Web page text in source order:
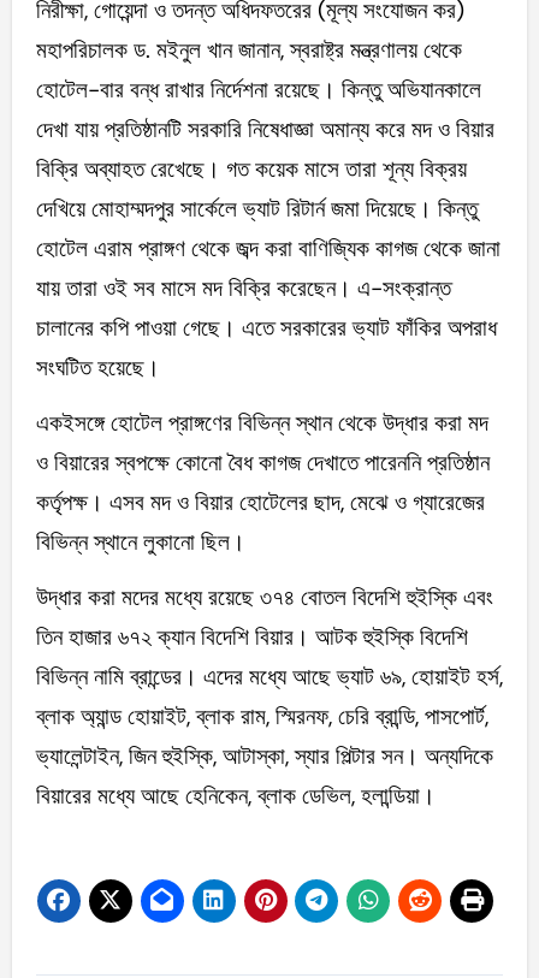
নিরীক্ষা, গোয়েন্দা ও তদন্ত অধিদফতরের (মূল্য সংযোজন কর)
মহাপরিচালক ড. মইনুল খান জানান, স্বরাষ্ট্র মন্ত্রণালয় থেকে
হোটেল-বার বন্ধ রাখার নির্দেশনা রয়েছে। কিন্তু অভিযানকালে
দেখা যায় প্রতিষ্ঠানটি সরকারি নিষেধাজ্ঞা অমান্য করে মদ ও বিয়ার
বিক্রি অব্যাহত রেখেছে। গত কয়েক মাসে তারা শূন্য বিক্রয়
দেখিয়ে মোহাম্মদপুর সার্কেলে ভ্যাট রিটার্ন জমা দিয়েছে। কিন্তু
হোটেল এরাম প্রাঙ্গণ থেকে জব্দ করা বাণিজ্যিক কাগজ থেকে জানা
যায় তারা ওই সব মাসে মদ বিক্রি করেছেন। এ-সংক্রান্ত
চালানের কপি পাওয়া গেছে। এতে সরকারের ভ্যাট ফাঁকির অপরাধ
সংঘটিত হয়েছে।
একইসঙ্গে হোটেল প্রাঙ্গণের বিভিন্ন স্থান থেকে উদ্ধার করা মদ
ও বিয়ারের স্বপক্ষে কোনো বৈধ কাগজ দেখাতে পারেননি প্রতিষ্ঠান
কর্তৃপক্ষ। এসব মদ ও বিয়ার হোটেলের ছাদ, মেঝে ও গ্যারেজের
বিভিন্ন স্থানে লুকানো ছিল।
উদ্ধার করা মদের মধ্যে রয়েছে ৩৭৪ বোতল বিদেশি হুইস্কি এবং
তিন হাজার ৬৭২ ক্যান বিদেশি বিয়ার। আটক হুইস্কি বিদেশি
বিভিন্ন নামি ব্রান্ডের। এদের মধ্যে আছে ভ্যাট ৬৯, হোয়াইট হর্স,
ব্লাক অ্যান্ড হোয়াইট, ব্লাক রাম, স্মিরনফ, চেরি ব্রান্ডি, পাসপোর্ট,
ভ্যালেন্টাইন, জিন হুইস্কি, আটাস্কা, স্যার পিল্টার সন। অন্যদিকে
বিয়ারের মধ্যে আছে হেনিকেন, ব্লাক ডেভিল, হলান্ডিয়া।